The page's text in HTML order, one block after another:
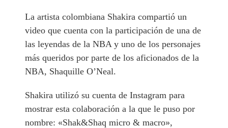
La artista colombiana Shakira compartió un
video que cuenta con la participación de una de
las leyendas de la NBA y uno de los personajes
más queridos por parte de los aficionados de la
NBA, Shaquille O’Neal.
Shakira utilizó su cuenta de Instagram para
mostrar esta colaboración a la que le puso por
nombre: «Shak&Shaq micro & macro»,